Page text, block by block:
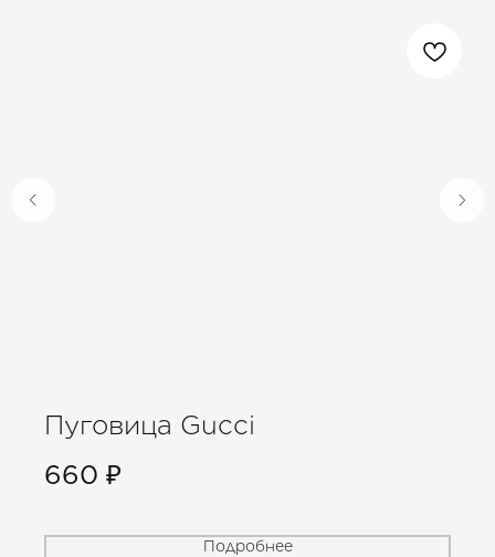
Пуговица Gucci
660 ₽
Подробнее